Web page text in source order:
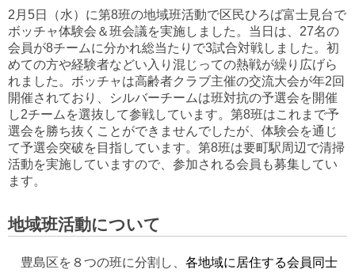
2月5日（水）に第8班の地域班活動で区民ひろば富士見台で
ボッチャ体験会＆班会議を実施しました。当日は、27名の
会員が8チームに分かれ総当たりで3試合対戦しました。初
めての方や経験者などい入り混じっての熱戦が繰り広げら
れました。ボッチャは高齢者クラブ主催の交流大会が年2回
開催されており、シルバーチームは班対抗の予選会を開催
し2チームを選抜して参戦しています。第8班はこれまで予
選会を勝ち抜くことができませんでしたが、体験会を通じ
て予選会突破を目指しています。第8班は要町駅周辺で清掃
活動を実施していますので、参加される会員も募集してい
ます。
地域班活動について
豊島区を８つの班に分割し、 各地域に居住する会員同士